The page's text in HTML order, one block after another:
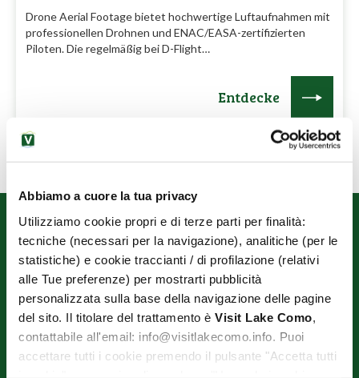
Abbiamo a cuore la tua privacy
Utilizziamo cookie propri e di terze parti per finalità:
tecniche (necessari per la navigazione), analitiche (per le
statistiche) e cookie traccianti / di profilazione (relativi
alle Tue preferenze) per mostrarti pubblicità
personalizzata sulla base della navigazione delle pagine
del sito. Il titolare del trattamento è Visit Lake Como
contattabile all'email: info@visitlakecomo.info. Puoi
accettare tutti i cookie premendo il pulsante "Accetta tutti
Drone Aerial Footage bietet hochwertige Luftaufnahmen mit
professionellen Drohnen und ENAC/EASA-zertifizierten
Piloten. Die regelmäßig bei D-Flight…
Entdecke
OPERATORI TURISTICI DI VARENNA E PERLEDO ENTE DEL